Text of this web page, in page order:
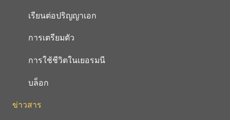
เรียนต่อปริญญาเอก
การเตรียมตัว
การใช้ชีวิตในเยอรมนี
บล็อก
ข่าวสาร